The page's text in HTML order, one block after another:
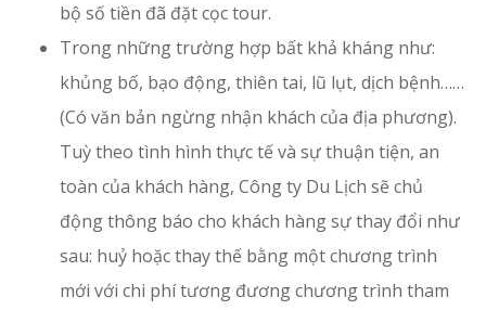
bộ số tiền đã đặt cọc tour.
Trong những trường hợp bất khả kháng như:
khủng bố, bạo động, thiên tai, lũ lụt, dịch bệnh……
(Có văn bản ngừng nhận khách của địa phương).
Tuỳ theo tình hình thực tế và sự thuận tiện, an
toàn của khách hàng, Công ty Du Lịch sẽ chủ
động thông báo cho khách hàng sự thay đổi như
sau: huỷ hoặc thay thế bằng một chương trình
mới với chi phí tương đương chương trình tham